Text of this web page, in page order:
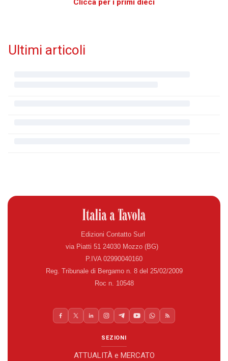
Clicca per i primi dieci
Ultimi articoli
Edizioni Contatto Surl
via Piatti 51 24030 Mozzo (BG)
P.IVA 02990040160
Reg. Tribunale di Bergamo n. 8 del 25/02/2009
Roc n. 10548
SEZIONI
ATTUALITÀ e MERCATO